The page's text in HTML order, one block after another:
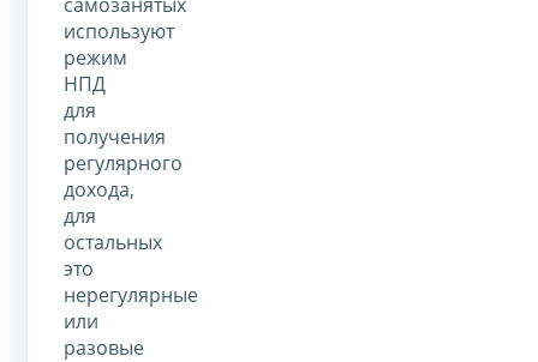
используют
режим
НПД
для
получения
регулярного
дохода,
для
остальных
это
нерегулярные
или
разовые